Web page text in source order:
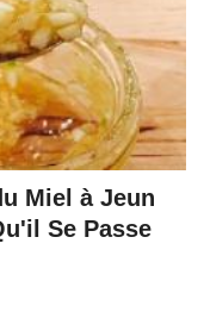
Miel à Jeun
Se Passe